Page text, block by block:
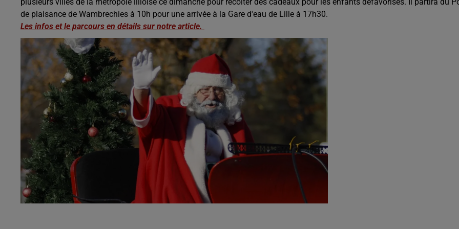
de plaisance de Wambrechies à 10h pour une arrivée à la Gare d'eau de Lille à 17h30.
Les infos et le parcours en détails sur notre article.